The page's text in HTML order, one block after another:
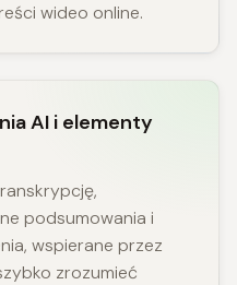
wideo online.
AI i elementy
podsumowania i
wspierane przez
zrozumieć